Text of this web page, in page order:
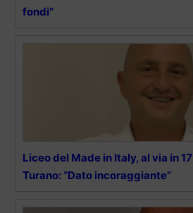
fondi”
Liceo del Made in Italy, al via in
Turano: “Dato incoraggiante”